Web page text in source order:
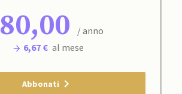
80,00
/ anno
6,67 € al mese
Abbonati